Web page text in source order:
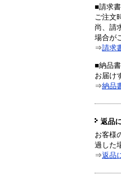
■請求
ご注文
尚、請
場合が
⇒請求
■納品
お届け
⇒納品
返品
お客様
過した
⇒返品